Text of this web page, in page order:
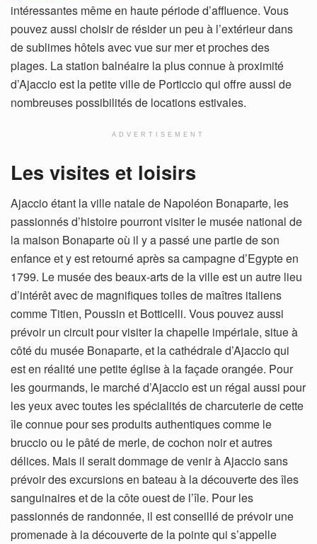
intéressantes même en haute période d’affluence. Vous
pouvez aussi choisir de résider un peu à l’extérieur dans
de sublimes hôtels avec vue sur mer et proches des
plages. La station balnéaire la plus connue à proximité
d’Ajaccio est la petite ville de Porticcio qui offre aussi de
nombreuses possibilités de locations estivales.
ADVERTISEMENT
Les visites et loisirs
Ajaccio étant la ville natale de Napoléon Bonaparte, les
passionnés d’histoire pourront visiter le musée national de
la maison Bonaparte où il y a passé une partie de son
enfance et y est retourné après sa campagne d’Egypte en
1799. Le musée des beaux-arts de la ville est un autre lieu
d’intérêt avec de magnifiques toiles de maîtres italiens
comme Titien, Poussin et Botticelli. Vous pouvez aussi
prévoir un circuit pour visiter la chapelle impériale, situe à
côté du musée Bonaparte, et la cathédrale d’Ajaccio qui
est en réalité une petite église à la façade orangée. Pour
les gourmands, le marché d’Ajaccio est un régal aussi pour
les yeux avec toutes les spécialités de charcuterie de cette
île connue pour ses produits authentiques comme le
bruccio ou le pâté de merle, de cochon noir et autres
délices. Mais il serait dommage de venir à Ajaccio sans
prévoir des excursions en bateau à la découverte des îles
sanguinaires et de la côte ouest de l’île. Pour les
passionnés de randonnée, il est conseillé de prévoir une
promenade à la découverte de la pointe qui s’appelle